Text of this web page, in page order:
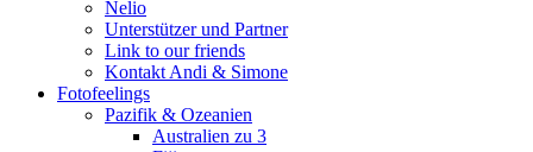
Nelio
Unterstützer und Partner
Link to our friends
Kontakt Andi & Simone
Fotofeelings
Pazifik & Ozeanien
Australien zu 3